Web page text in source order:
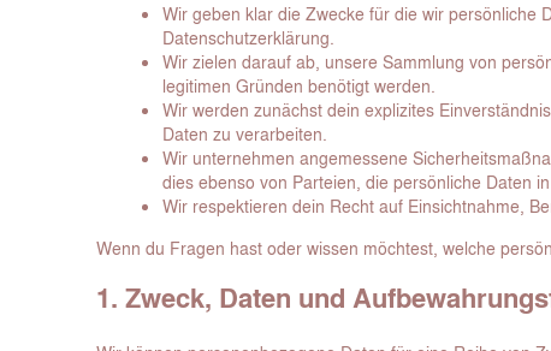
Wir geben klar die Zwecke für die wir persönliche
Datenschutzerklärung.
Wir zielen darauf ab, unsere Sammlung von
legitimen Gründen benötigt werden.
Wir werden zunächst dein explizites
Daten zu verarbeiten.
Wir unternehmen angemessene
dies ebenso von Parteien, die persönliche Daten
Wir respektieren dein Recht auf Einsichtnahme,
Wenn du Fragen hast oder wissen möchtest, welche
1. Zweck, Daten und